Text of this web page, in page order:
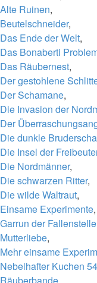
Alte Ruinen,
Beutelschneider,
Das Ende der Welt,
Das Bonaberti
Das Räubernest,
Der gestohlene
Der Schamane,
Die Invasion der
Der
Die dunkle
Die Insel der
Die Nordmänner,
Die schwarzen Ritter,
Die wilde Waltraut,
Einsame Experimente,
Garrun der
Mutterliebe,
Mehr einsame
Nebelhafter Kuchen